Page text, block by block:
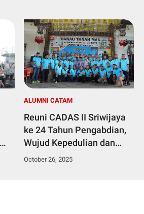
ALUMNI CATAM
Reuni CADAS II Sriwijaya
ke 24 Tahun Pengabdian,
Wujud Kepedulian dan
Kebersamaan Prajurit
October 26, 2025